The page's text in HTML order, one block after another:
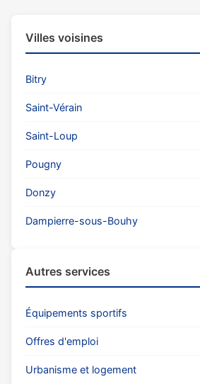
Villes voisines
Bitry
Saint-Vérain
Saint-Loup
Pougny
Donzy
Dampierre-sous-Bouhy
Autres services
Équipements sportifs
Offres d'emploi
Urbanisme et logement